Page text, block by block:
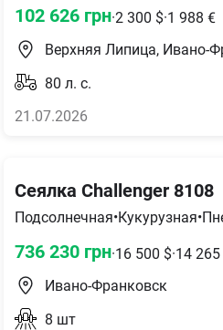
102 626 грн·2 300 $·1 988 €
Верхняя Липица, Ивано-
80 л. с.
21.07.2026
Сеялка Challenger 8108
Подсолнечная•Кукурузная•
736 230 грн·16 500 $·14 265
Ивано-Франковск
8 шт